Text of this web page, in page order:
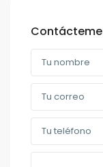
Contácteme